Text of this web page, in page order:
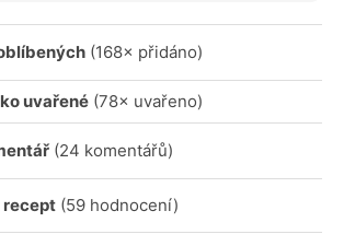
(168× přidáno)
uvařené (78× uvařeno)
(24 komentářů)
recept (59 hodnocení)